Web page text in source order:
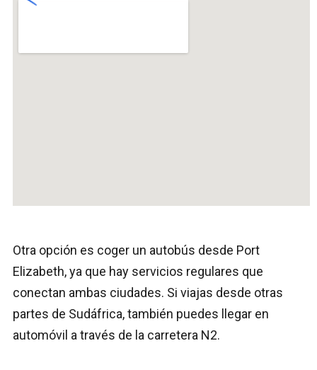
Otra opción es coger un autobús desde Port
Elizabeth, ya que hay servicios regulares que
conectan ambas ciudades. Si viajas desde otras
partes de Sudáfrica, también puedes llegar en
automóvil a través de la carretera N2.